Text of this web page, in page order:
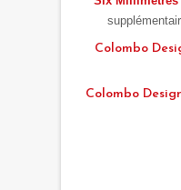
Colombo
Colombo